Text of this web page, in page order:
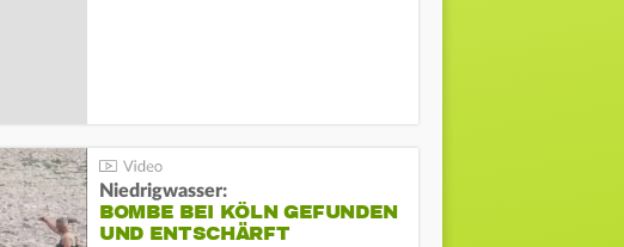
Niedrigwasser:
BOMBE BEI KÖLN GEFUNDEN
UND ENTSCHÄRFT